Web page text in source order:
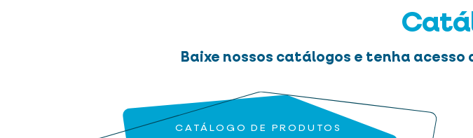
Baixe nossos catálogos e tenha acesso
CATÁLOGO DE PRODUTOS